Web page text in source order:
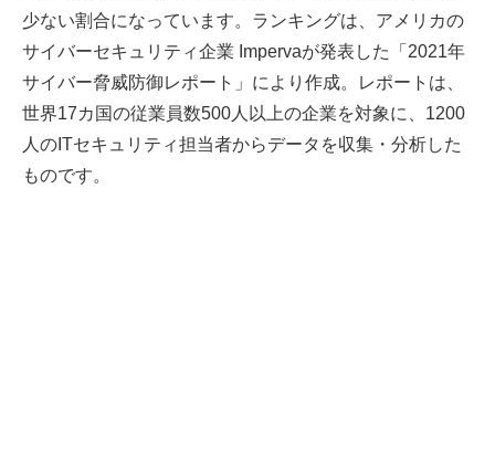
少ない割合になっています。ランキングは、アメリカの
サイバーセキュリティ企業 Impervaが発表した「2021年
サイバー脅威防御レポート」により作成。レポートは、
世界17カ国の従業員数500人以上の企業を対象に、1200
人のITセキュリティ担当者からデータを収集・分析した
ものです。